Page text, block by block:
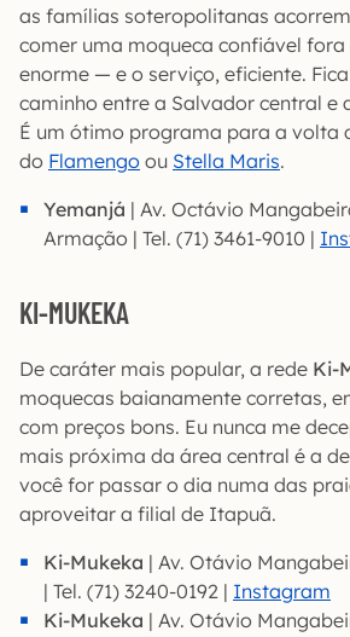
as famílias soteropolitanas
comer uma moqueca confiável fora
enorme — e o serviço, eficiente.
caminho entre a Salvador central e
É um ótimo programa para a volta
do Flamengo ou Stella Maris.
Yemanjá | Av. Octávio
Armação | Tel. (71) 3461-9010 |
KI-MUKEKA
De caráter mais popular, a rede Ki-
moquecas baianamente corretas,
com preços bons. Eu nunca me
mais próxima da área central é a
você for passar o dia numa das
aproveitar a filial de Itapuã.
Ki-Mukeka | Av. Otávio
| Tel. (71) 3240-0192 | Instagram
Ki-Mukeka | Av. Otávio